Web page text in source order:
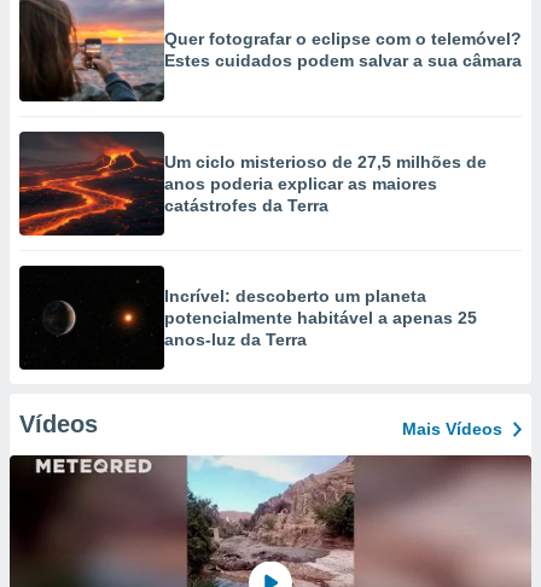
Quer fotografar o eclipse com o telemóvel?
Estes cuidados podem salvar a sua câmara
Um ciclo misterioso de 27,5 milhões de
anos poderia explicar as maiores
catástrofes da Terra
Incrível: descoberto um planeta
potencialmente habitável a apenas 25
anos-luz da Terra
Vídeos Mais Vídeos